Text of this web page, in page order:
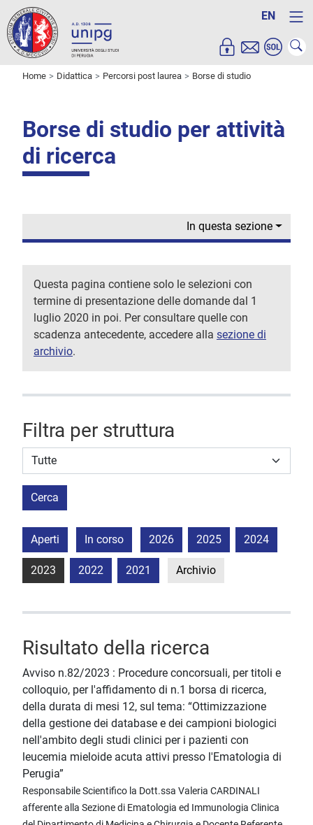
EN
Home Didattica Percorsi post laurea Borse di studio
Borse di studio per attività
di ricerca
In questa sezione
Questa pagina contiene solo le selezioni con
termine di presentazione delle domande dal 1
luglio 2020 in poi. Per consultare quelle con
scadenza antecedente, accedere alla sezione di
archivio.
Filtra per struttura
Struttura stipulante
Cerca
Aperti In corso 2026 2025 2024
2023 2022 2021 Archivio
Risultato della ricerca
Avviso n.82/2023 : Procedure concorsuali, per titoli e
colloquio, per l'affidamento di n.1 borsa di ricerca,
della durata di mesi 12, sul tema: “Ottimizzazione
della gestione dei database e dei campioni biologici
nell'ambito degli studi clinici per i pazienti con
leucemia mieloide acuta attivi presso l'Ematologia di
Perugia”
Responsabile Scientifico la Dott.ssa Valeria CARDINALI
afferente alla Sezione di Ematologia ed Immunologia Clinica